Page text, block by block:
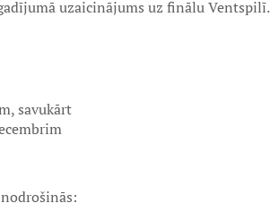
uzaicinājums uz finālu Ventspilī.
savukārt